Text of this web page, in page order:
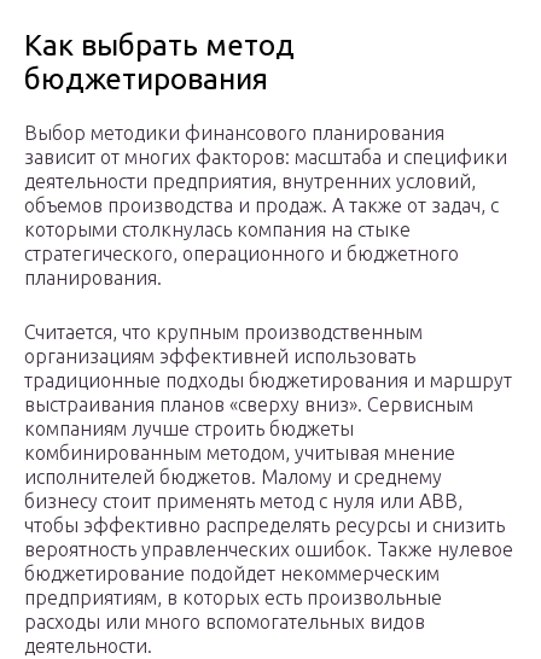
Как выбрать метод
бюджетирования
Выбор методики финансового планирования
зависит от многих факторов: масштаба и специфики
деятельности предприятия, внутренних условий,
объемов производства и продаж. А также от задач, с
которыми столкнулась компания на стыке
стратегического, операционного и бюджетного
планирования.
Считается, что крупным производственным
организациям эффективней использовать
традиционные подходы бюджетирования и маршрут
выстраивания планов «сверху вниз». Сервисным
компаниям лучше строить бюджеты
комбинированным методом, учитывая мнение
исполнителей бюджетов. Малому и среднему
бизнесу стоит применять метод с нуля или ABB,
чтобы эффективно распределять ресурсы и снизить
вероятность управленческих ошибок. Также нулевое
бюджетирование подойдет некоммерческим
предприятиям, в которых есть произвольные
расходы или много вспомогательных видов
деятельности.